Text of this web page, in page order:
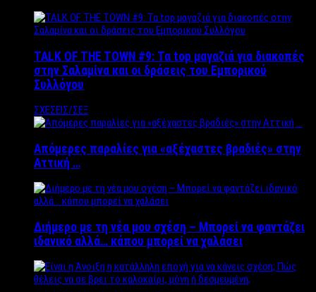
TALK OF THE TOWN #9: Τα top μαγαζιά για διακοπές
στην Σαλαμίνα και οι δράσεις του Εμπορικού
Συλλόγου
ΣΧΕΣΕΙΣ/ΣΕΞ
Απόμερες παραλίες για «αξέχαστες βραδιές» στην
Αττική …
Διήμερο με τη νέα μου σχέση – Μπορεί να φαντάζει
ιδανικό αλλά… κάπου μπορεί να χαλάσει